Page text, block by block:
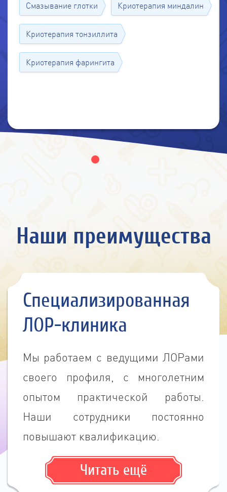
Смазывание глотки Криотерапия миндалин
Криотерапия тонзиллита
Криотерапия фарингита
Наши преимущества
Специализированная
ЛОР-клиника
Мы работаем с ведущими ЛОРами
своего профиля, c многолетним
опытом практической работы.
Наши сотрудники постоянно
повышают квалификацию.
Читать ещё